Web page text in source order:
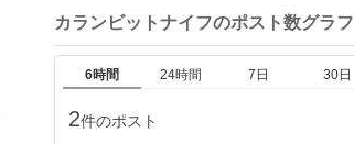
カランビットナイフのポスト数グラフ
6時間 24時間 7日 30日
2件のポスト